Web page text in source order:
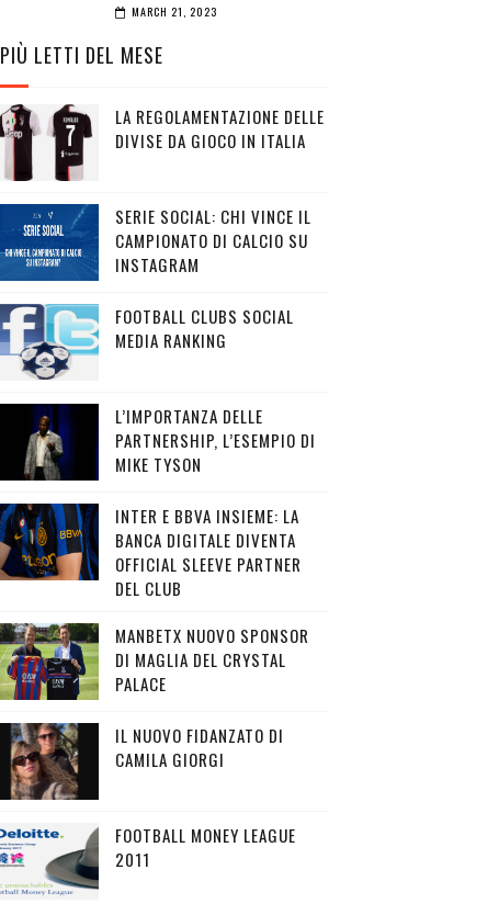
MARCH 21, 2023
LETTI DEL MESE
LA REGOLAMENTAZIONE DELLE
DIVISE DA GIOCO IN ITALIA
SERIE SOCIAL: CHI VINCE IL
CAMPIONATO DI CALCIO SU
INSTAGRAM
FOOTBALL CLUBS SOCIAL
MEDIA RANKING
L’IMPORTANZA DELLE
PARTNERSHIP, L’ESEMPIO DI
MIKE TYSON
INTER E BBVA INSIEME: LA
BANCA DIGITALE DIVENTA
OFFICIAL SLEEVE PARTNER
DEL CLUB
MANBETX NUOVO SPONSOR
DI MAGLIA DEL CRYSTAL
PALACE
IL NUOVO FIDANZATO DI
CAMILA GIORGI
FOOTBALL MONEY LEAGUE
2011